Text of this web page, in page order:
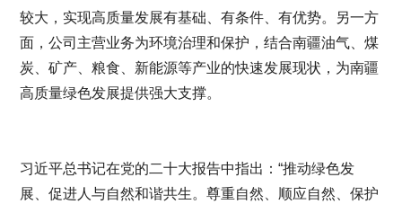
较大，实现高质量发展有基础、有条件、有优势。另一方
面，公司主营业务为环境治理和保护，结合南疆油气、煤
炭、矿产、粮食、新能源等产业的快速发展现状，为南疆
高质量绿色发展提供强大支撑。
习近平总书记在党的二十大报告中指出：“推动绿色发
展、促进人与自然和谐共生。尊重自然、顺应自然、保护